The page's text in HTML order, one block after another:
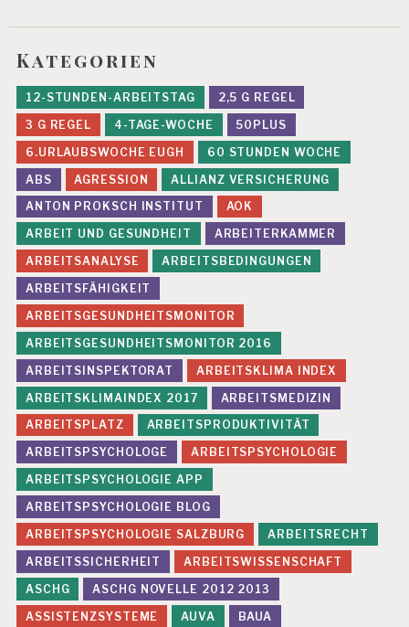
U
G
S
R
IS
I
K
E
N
E
V
A
L
U
IE
R
U
N
G
P
S
Y
C
H
IS
C
H
E
R
B
E
L
A
Kategorien
12-STUNDEN-ARBEITSTAG
2,5 G REGEL
3 G REGEL
4-TAGE-WOCHE
50PLUS
6.URLAUBSWOCHE EUGH
60 STUNDEN WOCHE
ABS
AGRESSION
ALLIANZ VERSICHERUNG
ANTON PROKSCH INSTITUT
AOK
ARBEIT UND GESUNDHEIT
ARBEITERKAMMER
ARBEITSANALYSE
ARBEITSBEDINGUNGEN
ARBEITSFÄHIGKEIT
ARBEITSGESUNDHEITSMONITOR
ARBEITSGESUNDHEITSMONITOR 2016
ARBEITSINSPEKTORAT
ARBEITSKLIMA INDEX
ARBEITSKLIMAINDEX 2017
ARBEITSMEDIZIN
ARBEITSPLATZ
ARBEITSPRODUKTIVITÄT
ARBEITSPSYCHOLOGE
ARBEITSPSYCHOLOGIE
ARBEITSPSYCHOLOGIE APP
ARBEITSPSYCHOLOGIE BLOG
ARBEITSPSYCHOLOGIE SALZBURG
ARBEITSRECHT
ARBEITSSICHERHEIT
ARBEITSWISSENSCHAFT
ASCHG
ASCHG NOVELLE 2012 2013
ASSISTENZSYSTEME
AUVA
BAUA